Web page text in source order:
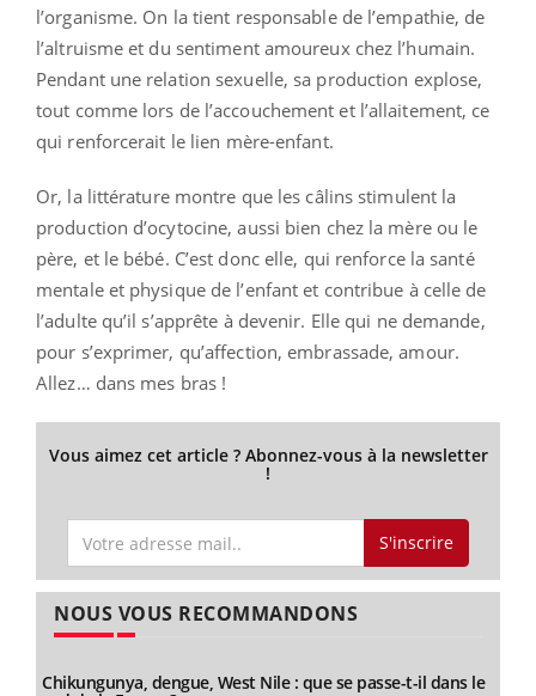
l’organisme. On la tient responsable de l’empathie, de
l’altruisme et du sentiment amoureux chez l’humain.
Pendant une relation sexuelle, sa production explose,
tout comme lors de l’accouchement et l’allaitement, ce
qui renforcerait le lien mère-enfant.
Or, la littérature montre que les câlins stimulent la
production d’ocytocine, aussi bien chez la mère ou le
père, et le bébé. C’est donc elle, qui renforce la santé
mentale et physique de l’enfant et contribue à celle de
l’adulte qu’il s’apprête à devenir. Elle qui ne demande,
pour s’exprimer, qu’affection, embrassade, amour.
Allez… dans mes bras !
Vous aimez cet article ? Abonnez-vous à la newsletter
!
S'inscrire
NOUS VOUS RECOMMANDONS
Chikungunya, dengue, West Nile : que se passe-t-il dans le